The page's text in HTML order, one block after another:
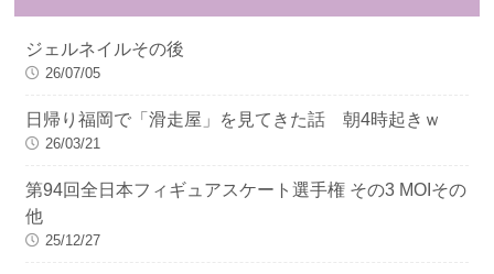
ジェルネイルその後
26/07/05
日帰り福岡で「滑走屋」を見てきた話 朝4時起きｗ
26/03/21
第94回全日本フィギュアスケート選手権 その3 MOIその
他
25/12/27